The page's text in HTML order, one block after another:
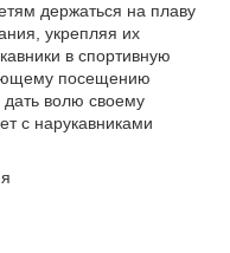
держаться на плаву
укрепляя их
в спортивную
посещению
волю своему
с нарукавниками